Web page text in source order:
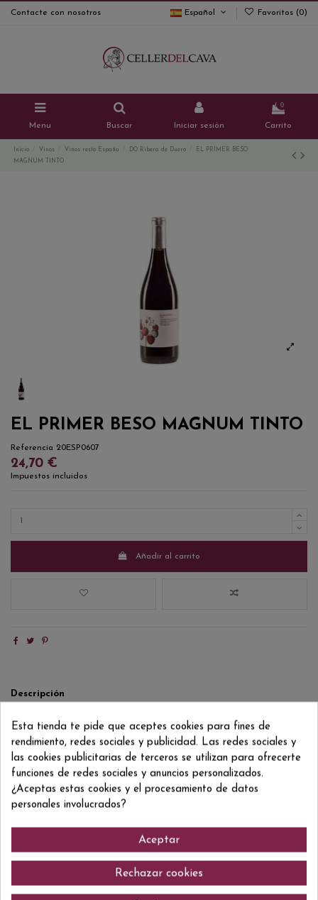
Contacte con nosotros Español Favoritos (0)
Menu Buscar Iniciar sesión
0
Carrito
Inicio Vinos Vinos resto España DO Ribera de Duero
EL PRIMER BESO
MAGNUM TINTO
EL PRIMER BESO MAGNUM TINTO
Referencia 20ESP0607
24,70 €
Impuestos incluidos
Añadir al carrito
Descripción
Detalles del producto
Reviews(0)
TEMPRANILLO
Esta tienda te pide que aceptes cookies para fines de
rendimiento, redes sociales y publicidad. Las redes sociales y
las cookies publicitarias de terceros se utilizan para ofrecerte
funciones de redes sociales y anuncios personalizados.
¿Aceptas estas cookies y el procesamiento de datos
personales involucrados?
Aceptar
Rechazar cookies